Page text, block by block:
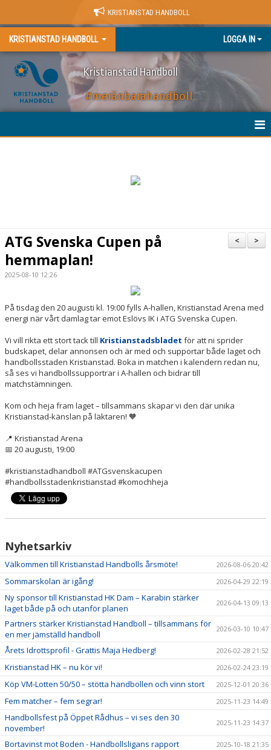
KRISTIANSTAD HANDBOLL
KRISTIANSTAD HANDBOLL LOGGA IN
Kristianstad Handboll
#meränbarahandboll
KALENDER
HANDBOLLSSKOLA
PARTNERSKAP
OM OSS
KONTAKT
>
<
ATG Svenska Cupen på
hemmaplan!
2025-08-10 12:26
På tisdag den 20 augusti kl. 19:00 fylls A-hallen, Kristianstad Arena med
energi när vårt damlag tar emot Eslövs IK i ATG Svenska Cupen.
Vi vill rikta ett stort tack till Kristianstadsbladet för att ni sprider
budskapet, delar annonsen och är med och supportar både laget och
handbollsstaden Kristianstad. Boka in matchen i kalendern redan nu,
så ses vi handbollssupportrar i A-hallen och bidrar till
matchstämningen.
Kom och heja fram laget – tillsammans skapar vi den där unika
Kristianstad-känslan på läktaren! 🧡
📍 Kristianstad Arena
📅 20 augusti, 19:00
#kristianstadhandboll #ATGsvenskacupen
#handbollsstadenkristianstad #komochheja
Nyhetsarkiv
Välkommen till Kristianstad Handbolls årsmöte! 2026-08-06 20:42
Sommarskolan är igång! 2026-04-29 22:19
Ny sponsor till Kristianstad HK Dam – Karabin stärker
laget både på och utanför planen
2026-04-13 09:13
Partners stärker Kristianstad Handboll – tillsammans för
en mer jämställd handboll
2026-03-10 10:47
Årets Idrottsprofil - Grattis Maja Hedberg! 2026-02-28 21:52
Kristianstad HK – nu kör vi! 2026-02-24 23:19
Köp VM-Lotten 50/50 – stötta handbollen och vinn stort 2025-12-01 20:36
Fem matcher – fem segrar! 2025-11-23 14:49
Handbollsfest på Öppet Rådhus – vi ses den 30
november!
2025-11-23 14:37
Bortavinst mot Boden - Handbollsligans rapport 2025-10-18 21:35